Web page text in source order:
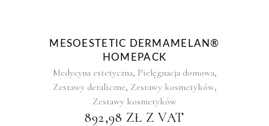
MESOESTETIC DERMAMELAN®
HOMEPACK
Medycyna estetyczna, Pielęgnacja domowa,
Zestawy detaliczne, Zestawy kosmetyków,
Zestawy kosmetyków
892,98 ZŁ Z VAT